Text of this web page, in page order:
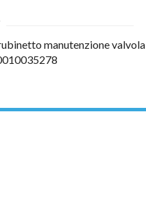
manutenzione valvola